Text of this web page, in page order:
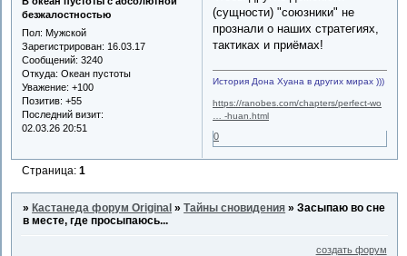
безжалостностью
Пол: Мужской
Зарегистрирован: 16.03.17
Сообщений: 3240
Откуда: Океан пустоты
Уважение: +100
Позитив: +55
Последний визит:
02.03.26 20:51
(сущности) "союзники" не
прознали о наших стратегиях,
тактиках и приёмах!
История Дона Хуана в других мирах )))
https://ranobes.com/chapters/perfect-wo
… -huan.html
0
Страница:1
» Кастанеда форум Original »Тайны сновидения »Засыпаю во сне
в месте, где просыпаюсь...
создать форум